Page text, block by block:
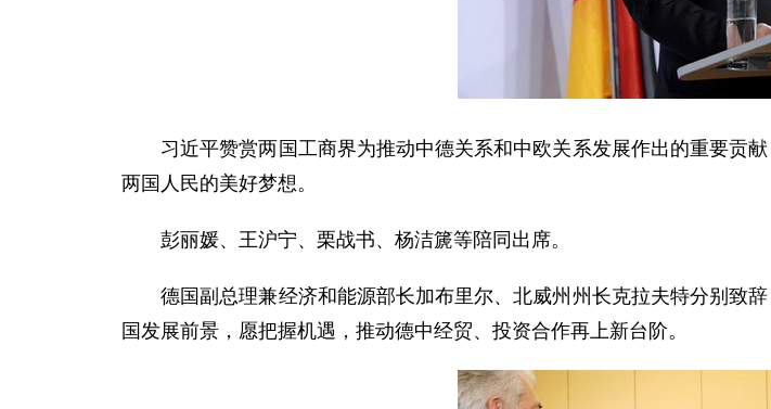
习近平赞赏两国工商界为推动中德关系和中欧关系发展作出的重要贡
两国人民的美好梦想。
彭丽媛、王沪宁、栗战书、杨洁篪等陪同出席。
德国副总理兼经济和能源部长加布里尔、北威州州长克拉夫特分别致辞
国发展前景，愿把握机遇，推动德中经贸、投资合作再上新台阶。